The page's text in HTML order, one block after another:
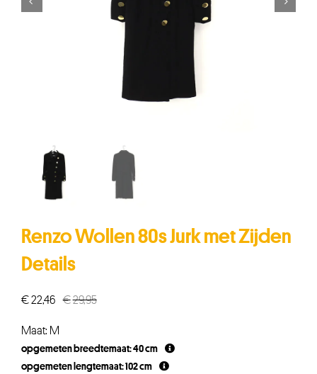
Renzo Wollen 80s Jurk met Zijden
Details
€29,95Oorspronkelijke
€29,95.
€22,46
Huidige
€22,46.
Maat: M
opgemeten breedtemaat: 40 cm
opgemeten lengtemaat: 102 cm